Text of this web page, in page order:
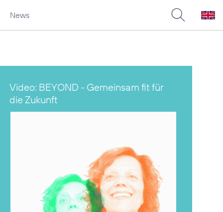
News
Video: BEYOND - Gemeinsam fit für
die Zukunft